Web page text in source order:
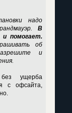
надо
В
и помогает.
об
и
ущерба
с офсайта,